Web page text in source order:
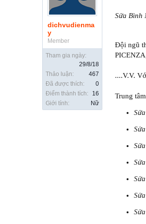
dichvudienma
y
Member
Tham gia ngày:
29/8/18
Thảo luận:
467
Đã được thích:
0
Điểm thành tích:
16
Giới tính:
Nữ
Sửa Bình
Đội ngũ
....V.V.
Trung